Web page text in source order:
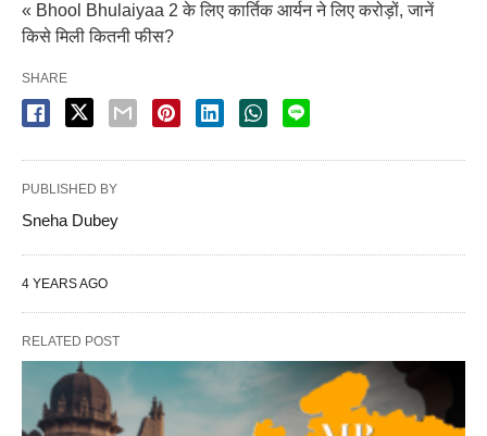
« Bhool Bhulaiyaa 2 के लिए कार्तिक आर्यन ने लिए करोड़ों, जानें
किसे मिली कितनी फीस?
SHARE
PUBLISHED BY
Sneha Dubey
4 YEARS AGO
RELATED POST